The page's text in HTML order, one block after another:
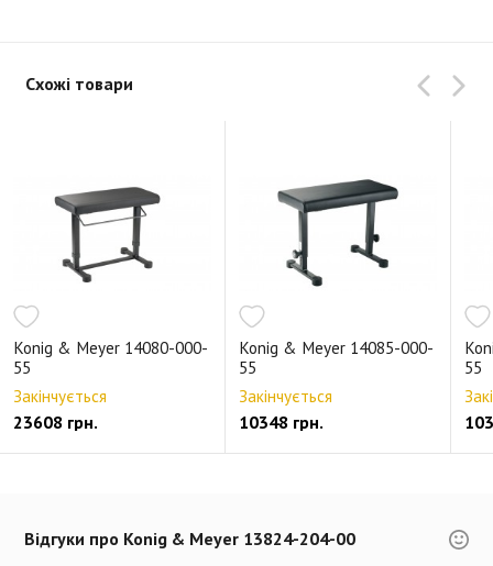
Схожі товари
Konig & Meyer 14080-000-
55
Закінчується
23608 грн.
Konig & Meyer 14085-000-
55
Закінчується
10348 грн.
55
Відгуки про Konig & Meyer 13824-204-00